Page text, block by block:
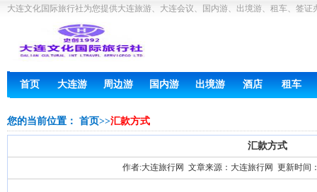
大连文化国际旅行社为您提供大连旅游、大连会议、国内游、出境游、租车、签证
首页 大连游 周边游 国内游 出境游 酒店 租车
您的当前位置： 首页>>汇款方式
汇款方式
作者:大连旅行网 文章来源：大连旅行网 更新时间